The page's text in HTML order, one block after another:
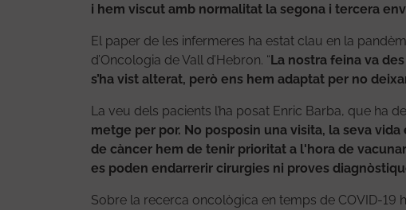
i hem viscut amb normalitat la segona i tercera
El paper de les infermeres ha estat clau en la
d’Oncologia de Vall d’Hebron. “La nostra feina va
s’ha vist alterat, però ens hem adaptat per no
La veu dels pacients l’ha posat Enric Barba, que ha
metge per por. No posposin una visita, la seva vida
de càncer hem de tenir prioritat a l'hora de
es poden endarrerir cirurgies ni proves
Sobre la recerca oncològica en temps de COVID-19